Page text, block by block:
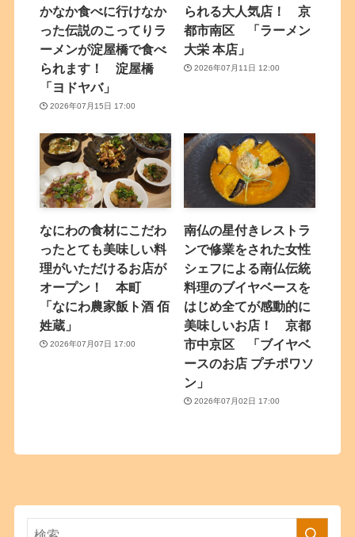
かなか食べに行けなか
った伝説のこってりラ
ーメンが淀屋橋で食べ
られます！ 淀屋橋
「ヨドヤバ」
2026年07月15日 17:00
られる大人気店！ 京
都市南区 「ラーメン
大栄 本店」
2026年07月11日 12:00
なにわの食材にこだわ
ったとても美味しい料
理がいただけるお店が
オープン！ 本町
「なにわ農家飯ト酒 佰
姓蔵」
2026年07月07日 17:00
南仏の星付きレストラ
ンで修業をされた女性
シェフによる南仏伝統
料理のブイヤベースを
はじめ全てが感動的に
美味しいお店！ 京都
市中京区 「ブイヤベ
ースのお店 プチポワソ
ン」
2026年07月02日 17:00